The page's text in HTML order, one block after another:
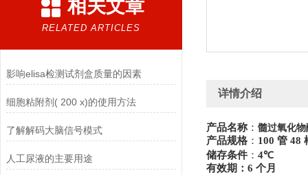
相关文章
RELATED ARTICLES
影响elisa检测试剂盒质量的因素
细胞粘附剂( 200 x)的使用方法
了解解码大脑信号模式
人工尿液的主要用途
详情介绍
产品名称： 髓过氧化
产品规格 ： 100 管 48
储存条件 ： 4℃
有效期：6 个月